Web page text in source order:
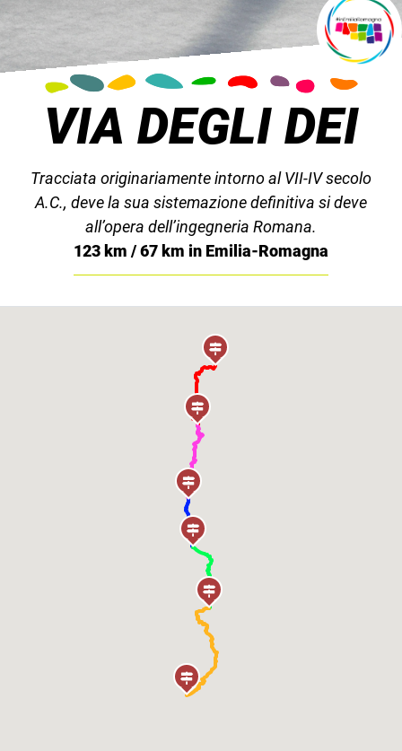
VIA DEGLI DEI
Tracciata originariamente intorno al VII-IV secolo
A.C., deve la sua sistemazione definitiva si deve
all’opera dell’ingegneria Romana.
123 km / 67 km in Emilia-Romagna